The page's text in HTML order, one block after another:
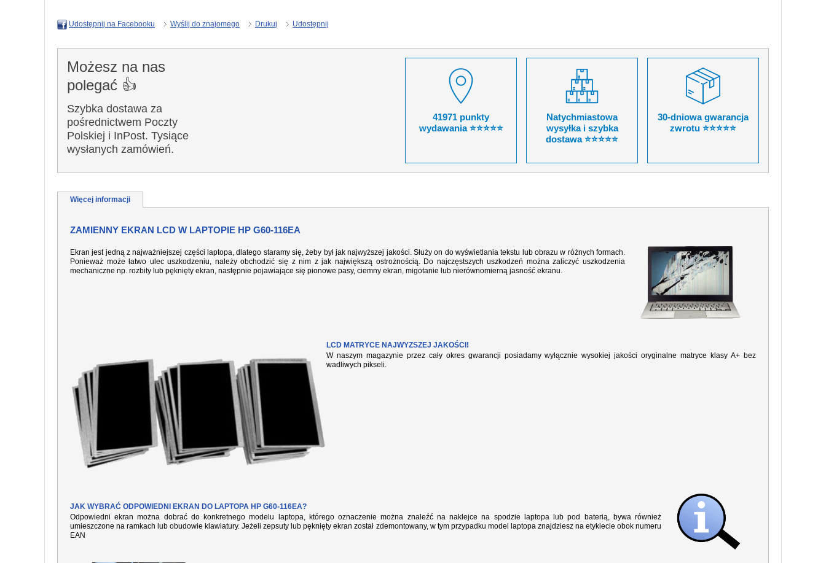
Udostępnij na Facebooku Wyślij do znajomego Drukuj Udostępnij
Możesz na nas
polegać 👍
Szybka dostawa za
pośrednictwem Poczty
Polskiej i InPost. Tysiące
wysłanych zamówień.
41971 punkty
wydawania ⭐⭐⭐⭐⭐
Natychmiastowa
wysyłka i szybka
dostawa ⭐⭐⭐⭐⭐
30-dniowa gwarancja
zwrotu ⭐⭐⭐⭐⭐
Więcej informacji
ZAMIENNY EKRAN LCD W LAPTOPIE HP G60-116EA
Ekran jest jedną z najważniejszej części laptopa, dlatego staramy się, żeby był jak najwyższej jakości. Służy on do wyświetlania tekstu lub obrazu w różnych formach.
Ponieważ może łatwo ulec uszkodzeniu, należy obchodzić się z nim z jak największą ostrożnością. Do najczęstszych uszkodzeń można zaliczyć uszkodzenia
mechaniczne np. rozbity lub pęknięty ekran, następnie pojawiające się pionowe pasy, ciemny ekran, migotanie lub nierównomierną jasność ekranu.
LCD MATRYCE NAJWYZSZEJ JAKOŚCI!
W naszym magazynie przez cały okres gwarancji posiadamy wyłącznie wysokiej jakości oryginalne matryce klasy A+ bez
wadliwych pikseli.
JAK WYBRAĆ ODPOWIEDNI EKRAN DO LAPTOPA HP G60-116EA?
Odpowiedni ekran można dobrać do konkretnego modelu laptopa, którego oznaczenie można znaleźć na naklejce na spodzie laptopa lub pod baterią, bywa również
umieszczone na ramkach lub obudowie klawiatury. Jeżeli zepsuty lub pęknięty ekran został zdemontowany, w tym przypadku model laptopa znajdziesz na etykiecie obok numeru
EAN